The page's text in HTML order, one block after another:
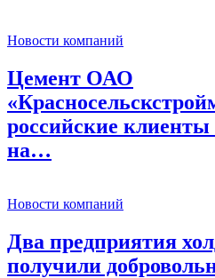
Новости компаний
Цемент ОАО
российские клиенты
на…
Новости компаний
Два предприятия
получили